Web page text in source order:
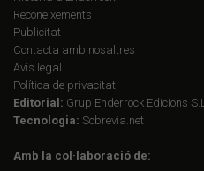
Reconeixements
Publicitat
Contacta amb nosaltres
Avís legal
Política de privacitat
Editorial: Grup Enderrock Edicions S.L.
Tecnologia: Sobrevia.net
Amb la col·laboració de: